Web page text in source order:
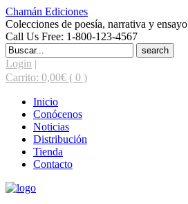
Chamán Ediciones
Colecciones de poesía, narrativa y ensayo
Call Us Free: 1-800-123-4567
Search
for:
Login |
Carrito: 0,00€ ( 0 )
Inicio
Conócenos
Noticias
Distribución
Tienda
Contacto